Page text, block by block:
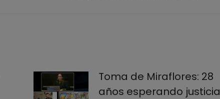
Toma de Miraflores: 28
años esperando justicia